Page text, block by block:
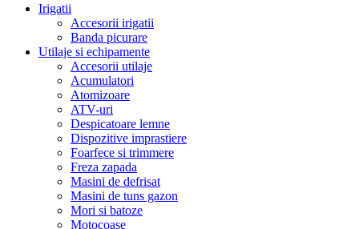
Irigatii
Accesorii irigatii
Banda picurare
Utilaje si echipamente
Accesorii utilaje
Acumulatori
Atomizoare
ATV-uri
Despicatoare lemne
Dispozitive imprastiere
Foarfece si trimmere
Freza zapada
Masini de defrisat
Masini de tuns gazon
Mori si batoze
Motocoase